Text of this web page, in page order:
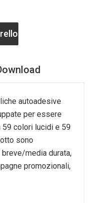
autoadesive
per essere
colori lucidi e 59
sono
media durata,
promozionali,